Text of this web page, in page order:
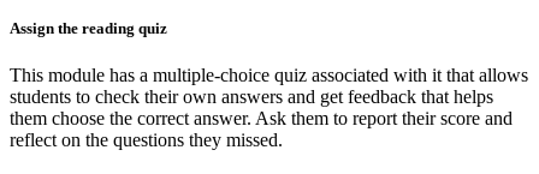
Assign the reading quiz
This module has a multiple-choice quiz associated with it that allows
students to check their own answers and get feedback that helps
them choose the correct answer. Ask them to report their score and
reflect on the questions they missed.